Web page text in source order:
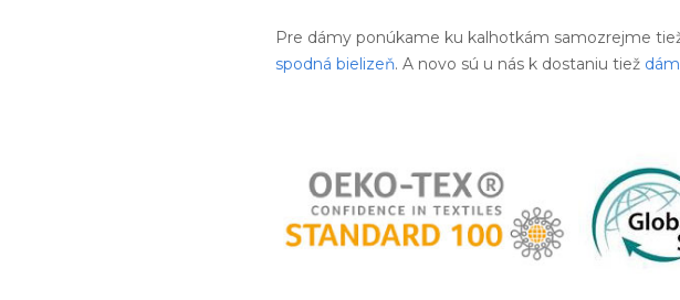
Pre dámy ponúkame ku kalhotkám samozrejme
spodná bielizeň. A novo sú u nás k dostaniu tiež